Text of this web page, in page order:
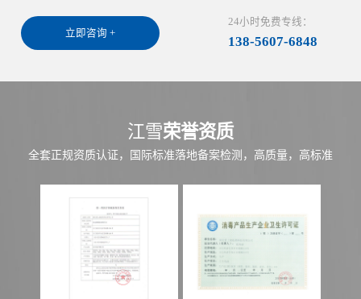
立即咨询 +
24小时免费专线：
138-5607-6848
江雪荣誉资质
全套正规资质认证，国际标准落地备案检测，高质量，高标准